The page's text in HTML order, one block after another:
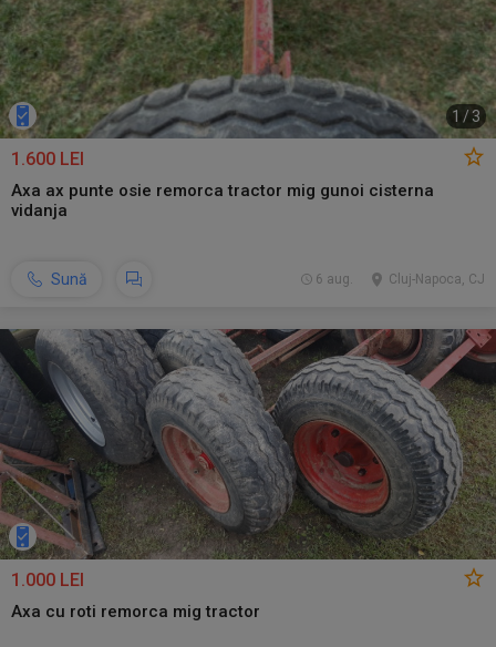
1 /3
1.600 LEI
Axa ax punte osie remorca tractor mig gunoi cisterna
vidanja
Sună Cluj-Napoca, CJ
6 aug.
1.000 LEI
Axa cu roti remorca mig tractor